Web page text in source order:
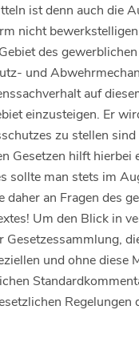
ist denn auch die
nicht
des
und
auf
einzusteigen. Er
zu stellen
Gesetzen hilft
sollte man stets im
daher an Fragen des
Um den Blick in
und ohne